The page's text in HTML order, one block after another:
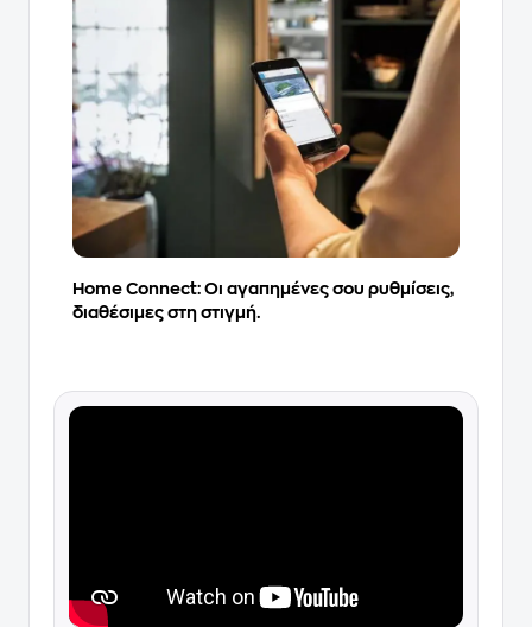
Home Connect: Οι αγαπημένες σου ρυθμίσεις,
διαθέσιμες στη στιγμή.